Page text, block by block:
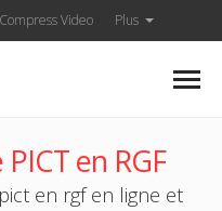
Compress Video Plus
en RGF
en rgf en ligne et